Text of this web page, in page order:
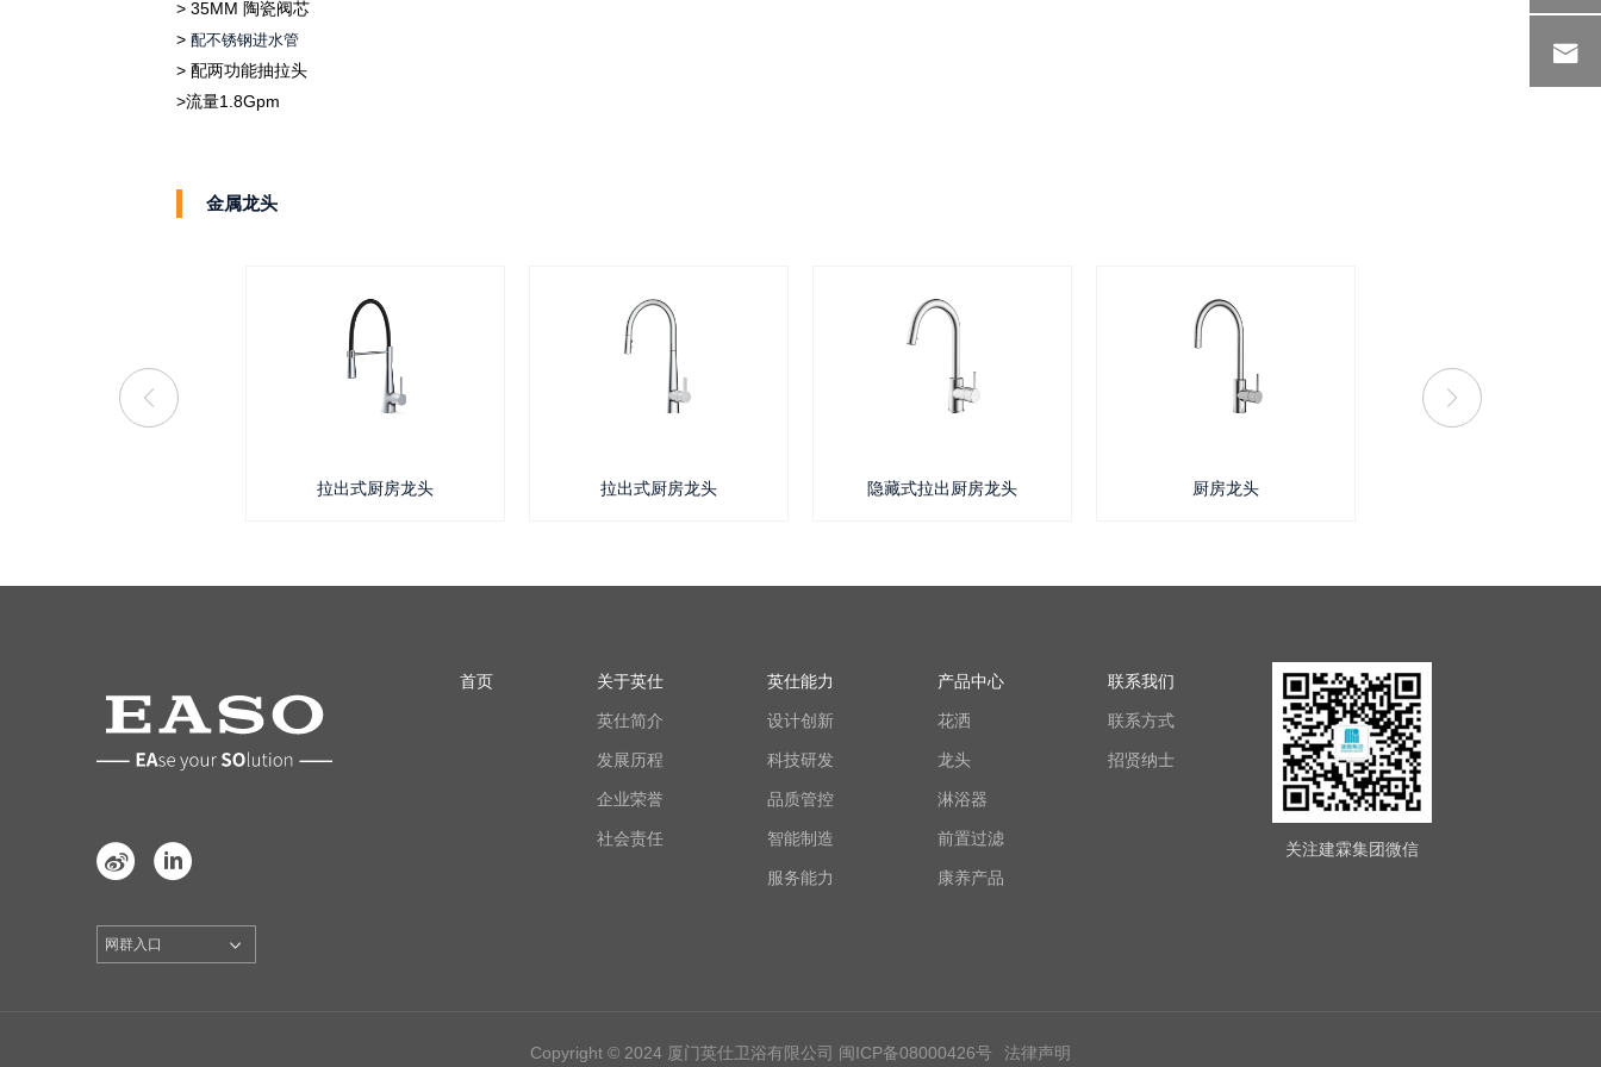
> 35MM 陶瓷阀芯
> 配不锈钢进水管
> 配两功能抽拉头
>流量1.8Gpm
金属龙头
拉出式厨房龙头 拉出式厨房龙头 隐藏式拉出厨房龙头 厨房龙头
 
网群入口 
首页 关于英仕
英仕简介
发展历程
企业荣誉
社会责任
英仕能力
设计创新
科技研发
品质管控
智能制造
服务能力
产品中心
花洒
龙头
淋浴器
前置过滤
康养产品
联系我们
联系方式
招贤纳士
关注建霖集团微信
Copyright © 2024 厦门英仕卫浴有限公司 闽ICP备08000426号 法律声明
